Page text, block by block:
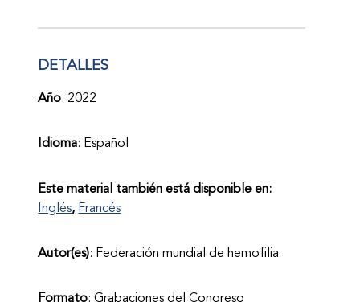
DETALLES
Año: 2022
Idioma: Español
Este material también está disponible en:
Inglés
Francés
Autor(es): Federación mundial de hemofilia
Formato: Grabaciones del Congreso